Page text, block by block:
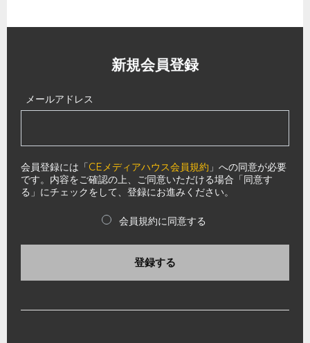
新規会員登録
メールアドレス
会員登録には「CEメディアハウス会員規約 」への同意が必要
です。内容をご確認の上、ご同意いただける場合「同意す
る」にチェックをして、登録にお進みください。
会員規約に同意する
登録する